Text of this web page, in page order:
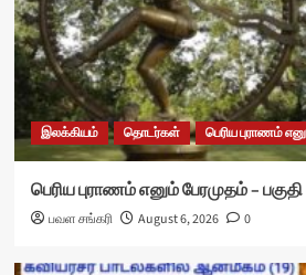
இலக்கியம் தொடர்கள் பெரிய புராணம்
பெரிய புராணம் எனும் பேரமுதம் – பகுதி
பவள சங்கரி August 6, 2026 0